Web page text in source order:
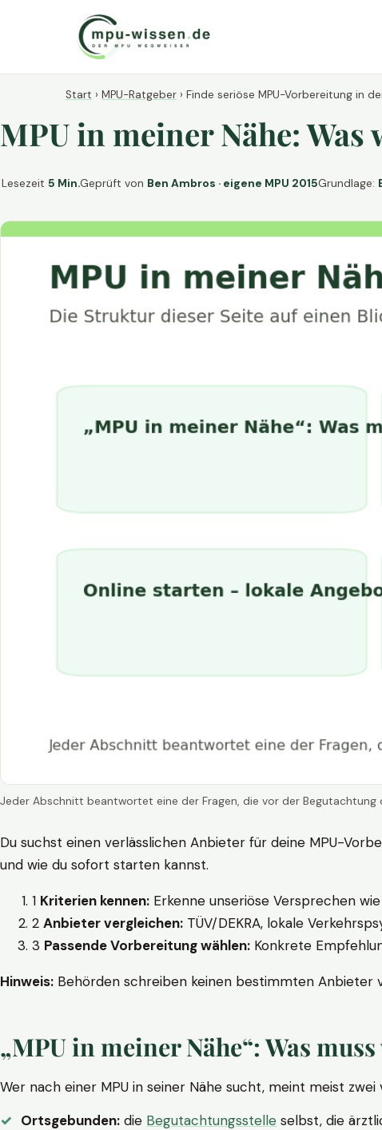
Start › MPU-Ratgeber › Finde seriöse MPU-Vorbereitung in
MPU in meiner Nähe:
Lesezeit 5 Min.Geprüft von Ben Ambros · eigene MPU 2015Grundlage:
Jeder Abschnitt beantwortet eine der Fragen, die vor der Begutachtung
Du suchst einen verlässlichen Anbieter für deine MPU-
und wie du sofort starten kannst.
1 Kriterien kennen: Erkenne unseriöse Versprechen
2 Anbieter vergleichen: TÜV/DEKRA, lokale
3 Passende Vorbereitung wählen: Konkrete
Hinweis: Behörden schreiben keinen bestimmten Anbieter
„MPU in meiner Nähe“: Was
Wer nach einer MPU in seiner Nähe sucht, meint meist
Ortsgebunden: die Begutachtungsstelle selbst, die